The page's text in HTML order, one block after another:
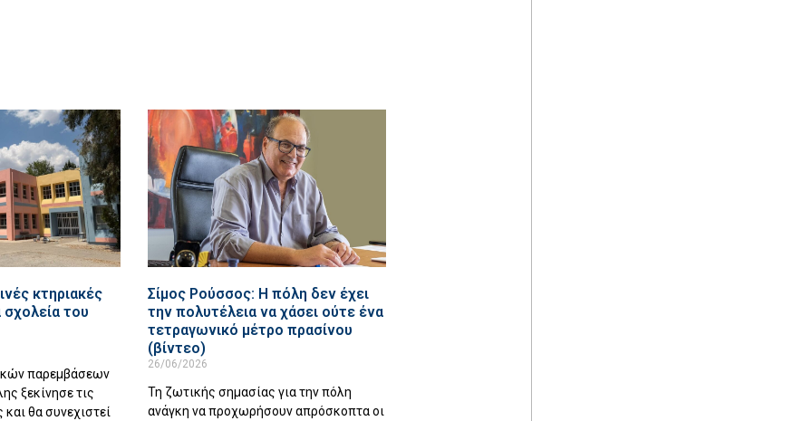
κτηριακές
του
παρεμβάσεων
ξεκίνησε τις
θα συνεχιστεί
Σίμος Ρούσσος: Η πόλη δεν έχει
την πολυτέλεια να χάσει ούτε ένα
τετραγωνικό μέτρο πρασίνου
(βίντεο)
26/06/2026
Τη ζωτικής σημασίας για την πόλη
ανάγκη να προχωρήσουν απρόσκοπτα οι